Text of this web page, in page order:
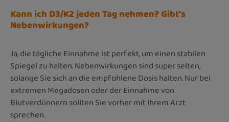
Kann ich D3/K2 jeden Tag nehmen? Gibt's
Nebenwirkungen?
Ja, die tägliche Einnahme ist perfekt, um einen stabilen
Spiegel zu halten. Nebenwirkungen sind super selten,
solange Sie sich an die empfohlene Dosis halten. Nur bei
extremen Megadosen oder der Einnahme von
Blutverdünnern sollten Sie vorher mit Ihrem Arzt
sprechen.